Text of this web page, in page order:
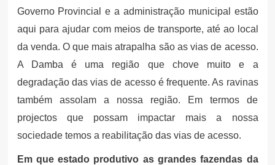
Governo Provincial e a administração municipal estão
aqui para ajudar com meios de transporte, até ao local
da venda. O que mais atrapalha são as vias de acesso.
A Damba é uma região que chove muito e a
degradação das vias de acesso é frequente. As ravinas
também assolam a nossa região. Em termos de
projectos que possam impactar mais a nossa
sociedade temos a reabilitação das vias de acesso.
Em que estado produtivo as grandes fazendas da